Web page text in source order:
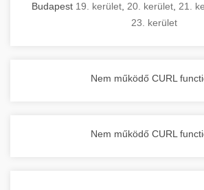
Budapest 19. kerület 20. kerület 21.
23. kerület
Nem működő CURL
Nem működő CURL